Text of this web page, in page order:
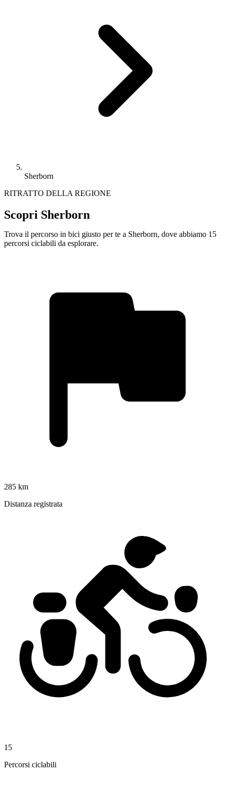
Sherborn
RITRATTO DELLA REGIONE
Scopri Sherborn
Trova il percorso in bici giusto per te a Sherborn, dove abbiamo 15
percorsi ciclabili da esplorare.
285 km
Distanza registrata
15
Percorsi ciclabili